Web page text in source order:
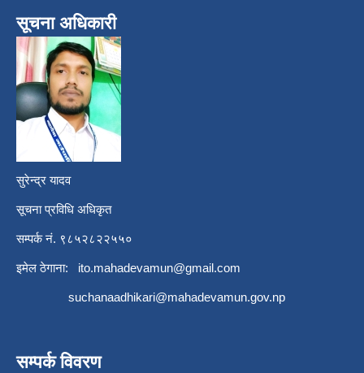
सूचना अधिकारी
सुरेन्द्र यादव
सूचना प्रविधि अधिकृत
सम्पर्क नं. ९८५२८२२५५०
इमेल ठेगाना: ito.mahadevamun@gmail.com
suchanaadhikari@mahadevamun.gov.np
सम्पर्क विवरण